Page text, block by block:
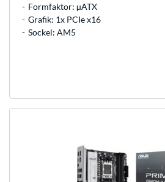
Formfaktor: µATX
Grafik: 1x PCIe x16
Sockel: AM5